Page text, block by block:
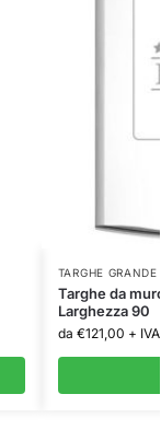
TARGHE
Targhe da
Larghezza 90
da €121,00 + IVA